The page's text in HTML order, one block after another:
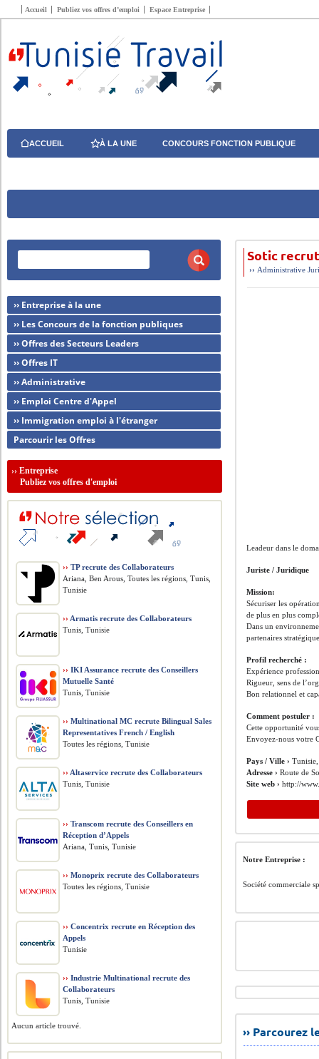
Accueil Publiez vos offres d’emploi Espace Entreprise
ACCUEIL À LA UNE CONCOURS FONCTION PUBLIQUE
Sotic
›› Administrative
Leadeur dans le
Juriste / Juridique
Mission:
Sécuriser les
de plus en plus
Dans un
partenaires
Profil recherché :
Expérience
Rigueur, sens de
Bon relationnel et
Comment postuler :
Cette opportunité
Envoyez-nous votre
Pays / Ville ›
Adresse › Route de
Site web › http://
Notre Entreprise :
Société commerciale
››
›› Entreprise à la une
›› Les Concours de la fonction publiques
›› Offres des Secteurs Leaders
›› Offres IT
›› Administrative
›› Emploi Centre d'Appel
›› Immigration emploi à l'étranger
Parcourir les Offres
››Entreprise
Publiez vos offres d'emploi
›› TP recrute des Collaborateurs
Ariana, Ben Arous, Toutes les régions, Tunis,
Tunisie
›› Armatis recrute des Collaborateurs
Tunis, Tunisie
›› IKI Assurance recrute des Conseillers
Mutuelle Santé
Tunis, Tunisie
›› Multinational MC recrute Bilingual Sales
Representatives French / English
Toutes les régions, Tunisie
›› Altaservice recrute des Collaborateurs
Tunis, Tunisie
›› Transcom recrute des Conseillers en
Réception d’Appels
Ariana, Tunis, Tunisie
›› Monoprix recrute des Collaborateurs
Toutes les régions, Tunisie
›› Concentrix recrute en Réception des
Appels
Tunisie
›› Industrie Multinational recrute des
Collaborateurs
Tunis, Tunisie
Aucun article trouvé.